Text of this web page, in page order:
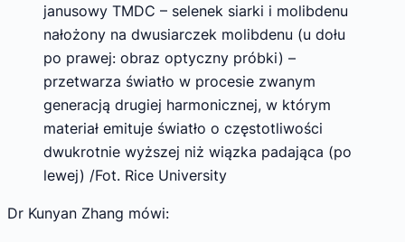
janusowy TMDC – selenek siarki i molibdenu
nałożony na dwusiarczek molibdenu (u dołu
po prawej: obraz optyczny próbki) –
przetwarza światło w procesie zwanym
generacją drugiej harmonicznej, w którym
materiał emituje światło o częstotliwości
dwukrotnie wyższej niż wiązka padająca (po
lewej) /Fot. Rice University
Dr Kunyan Zhang mówi: